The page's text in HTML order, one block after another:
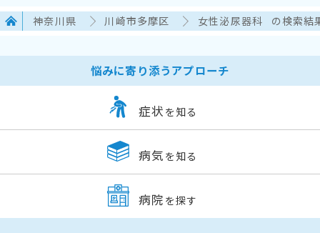
神奈川県 川崎市多摩区 女性泌尿器科 の検索結
悩みに寄り添うアプローチ
症状 を知る
病気 を知る
病院 を探す